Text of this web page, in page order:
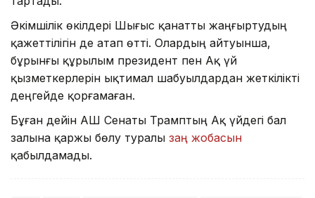
Әкімшілік өкілдері Шығыс қанатты жаңғыртудың
қажеттілігін де атап өтті. Олардың айтуынша,
бұрынғы құрылым президент пен Ақ үй
қызметкерлерін ықтимал шабуылдардан жеткілікті
деңгейде қорғамаған.
Бұған дейін АҚШ Сенаты Трамптың Ақ үйдегі бал
залына қаржы бөлу туралы заң жобасын
қабылдамады.